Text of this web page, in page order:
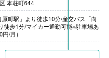
ヶ月分）※前年度実績
上限9,000円/月）
あたり0円-3,000円）※前年度実績
3年以上
本荘町644
町駅」より徒歩10分/産交バス「向
徒歩1分/マイカー通勤可能※駐車場あ
/月）